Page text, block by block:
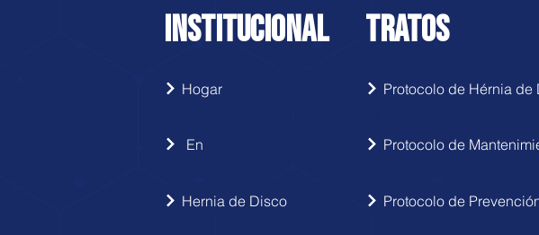
INSTITUCIONAL TRATOS
Hogar
En
Hernia de Disco
Protocolo de
Protocolo de